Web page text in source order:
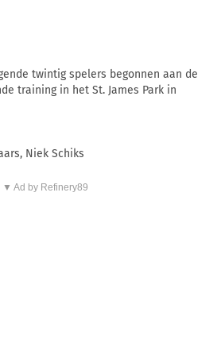
twintig spelers begonnen aan de
training in het St. James Park in
Niek Schiks
▼ Ad by Refinery89